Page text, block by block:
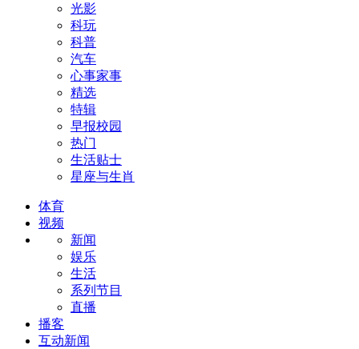
光影
科玩
科普
汽车
心事家事
精选
特辑
早报校园
热门
生活贴士
星座与生肖
体育
视频
新闻
娱乐
生活
系列节目
直播
播客
互动新闻